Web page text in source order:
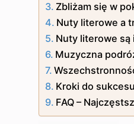
Zbliżam się w
Nuty literowe a
Nuty literowe są
Muzyczna
Kroki do
FAQ –